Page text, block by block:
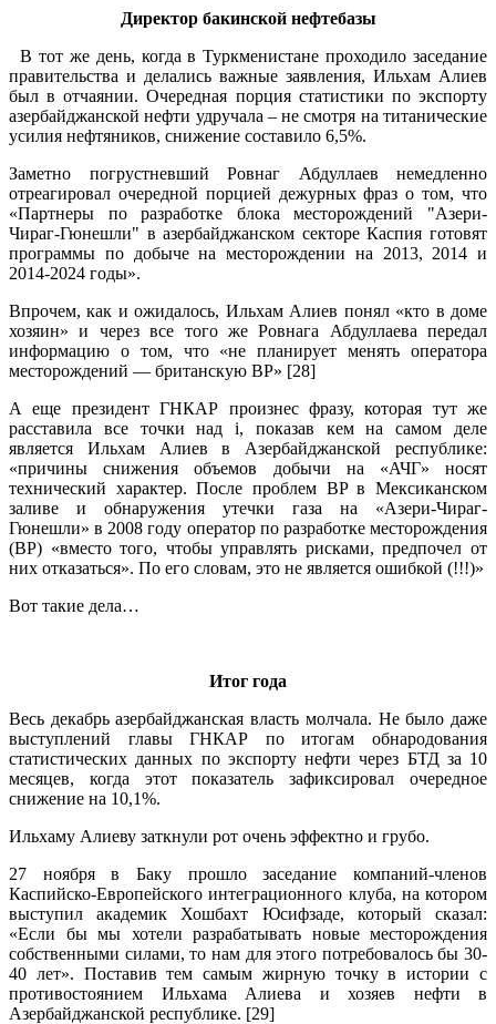
Директор бакинской нефтебазы
В тот же день, когда в Туркменистане проходило заседание
правительства и делались важные заявления, Ильхам Алиев
был в отчаянии. Очередная порция статистики по экспорту
азербайджанской нефти удручала – не смотря на титанические
усилия нефтяников, снижение составило 6,5%.
Заметно погрустневший Ровнаг Абдуллаев немедленно
отреагировал очередной порцией дежурных фраз о том, что
«Партнеры по разработке блока месторождений "Азери-
Чираг-Гюнешли" в азербайджанском секторе Каспия готовят
программы по добыче на месторождении на 2013, 2014 и
2014-2024 годы».
Впрочем, как и ожидалось, Ильхам Алиев понял «кто в доме
хозяин» и через все того же Ровнага Абдуллаева передал
информацию о том, что «не планирует менять оператора
месторождений — британскую ВР» [28]
А еще президент ГНКАР произнес фразу, которая тут же
расставила все точки над i, показав кем на самом деле
является Ильхам Алиев в Азербайджанской республике:
«причины снижения объемов добычи на «АЧГ» носят
технический характер. После проблем BP в Мексиканском
заливе и обнаружения утечки газа на «Азери-Чираг-
Гюнешли» в 2008 году оператор по разработке месторождения
(BP) «вместо того, чтобы управлять рисками, предпочел от
них отказаться». По его словам, это не является ошибкой (!!!)»
Вот такие дела…
Итог года
Весь декабрь азербайджанская власть молчала. Не было даже
выступлений главы ГНКАР по итогам обнародования
статистических данных по экспорту нефти через БТД за 10
месяцев, когда этот показатель зафиксировал очередное
снижение на 10,1%.
Ильхаму Алиеву заткнули рот очень эффектно и грубо.
27 ноября в Баку прошло заседание компаний-членов
Каспийско-Европейского интеграционного клуба, на котором
выступил академик Хошбахт Юсифзаде, который сказал:
«Если бы мы хотели разрабатывать новые месторождения
собственными силами, то нам для этого потребовалось бы 30-
40 лет». Поставив тем самым жирную точку в истории с
противостоянием Ильхама Алиева и хозяев нефти в
Азербайджанской республике. [29]